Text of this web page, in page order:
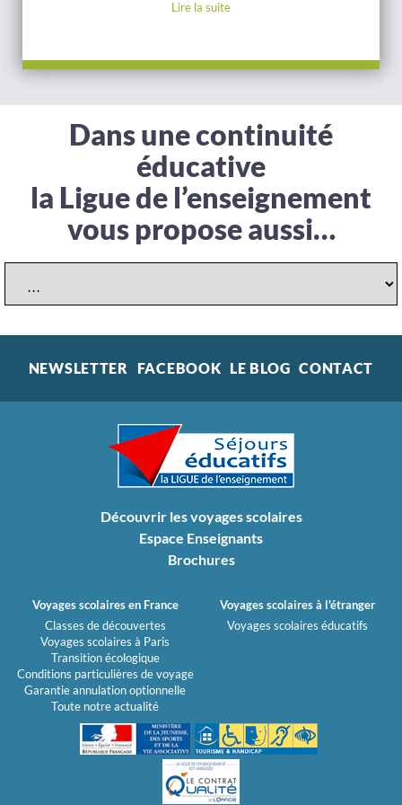
Lire la suite
Dans une continuité
éducative
la Ligue de l’enseignement
vous propose aussi…
NEWSLETTER FACEBOOK LE BLOG CONTACT
Découvrir les voyages scolaires
Espace Enseignants
Brochures
Voyages scolaires en France
Classes de découvertes
Voyages scolaires à Paris
Transition écologique
Conditions particulières de voyage
Garantie annulation optionnelle
Toute notre actualité
Voyages scolaires à l'étranger
Voyages scolaires éducatifs